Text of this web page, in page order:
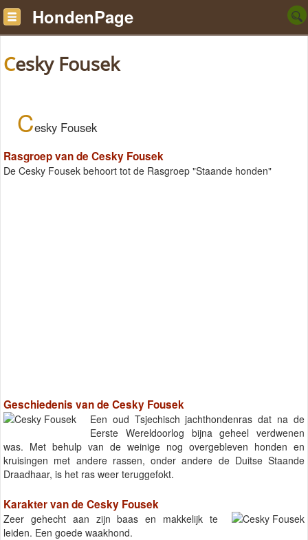
HondenPage
Cesky Fousek
Cesky Fousek
Rasgroep van de Cesky Fousek
De Cesky Fousek behoort tot de Rasgroep "Staande honden"
Geschiedenis van de Cesky Fousek
Een oud Tsjechisch jachthondenras dat na de
Eerste Wereldoorlog bijna geheel verdwenen
was. Met behulp van de weinige nog overgebleven honden en
kruisingen met andere rassen, onder andere de Duitse Staande
Draadhaar, is het ras weer teruggefokt.
Karakter van de Cesky Fousek
Zeer gehecht aan zijn baas en makkelijk te
leiden. Een goede waakhond.